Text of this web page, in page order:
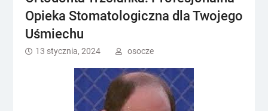
Opieka Stomatologiczna dla Twojego
Uśmiechu
13 stycznia, 2024 osocze